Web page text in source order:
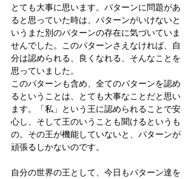
とても大事に思います。パターンに問題があ
ると思っていた時は、パターンがいけないと
いうまた別のパターンの存在に気づいていま
せんでした。このパターンさえなければ、自
分は認められる、良くなれる、そんなことを
思っていました。
このパターンも含め、全てのパターンを認め
るということは、とても大事なことだと思い
ます。「私」という王に認められることで安
心し、そして王のいうことも聞けるというも
の。その王が機能していないと、パターンが
頑張るしかないのです。
自分の世界の王として、今日もパターン達を